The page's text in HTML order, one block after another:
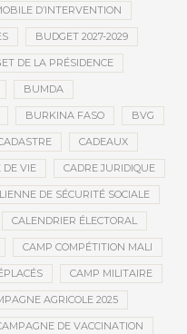
D’INTERVENTION
BUDGET 2027-2029
DE LA PRÉSIDENCE
BUMDA
BURKINA FASO BVG
CADEAUX
DE VIE CADRE JURIDIQUE
DE SÉCURITÉ SOCIALE
CALENDRIER ÉLECTORAL
CAMP COMPÉTITION MALI
CAMP MILITAIRE
AGRICOLE 2025
DE VACCINATION